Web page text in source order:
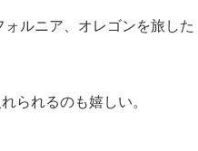
ルニア、オレゴンを旅した
られるのも嬉しい。